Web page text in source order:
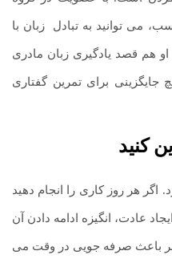
می توانید به تبادل زبان با
او هم قصد یادگیری زبان مادری
جایگزینی برای تمرین گفتاری
کنید
اگر هر روز کاری را انجام دهید
عادت، انگیزه ادامه دادن آن
باعث صرفه جویی در وقت می